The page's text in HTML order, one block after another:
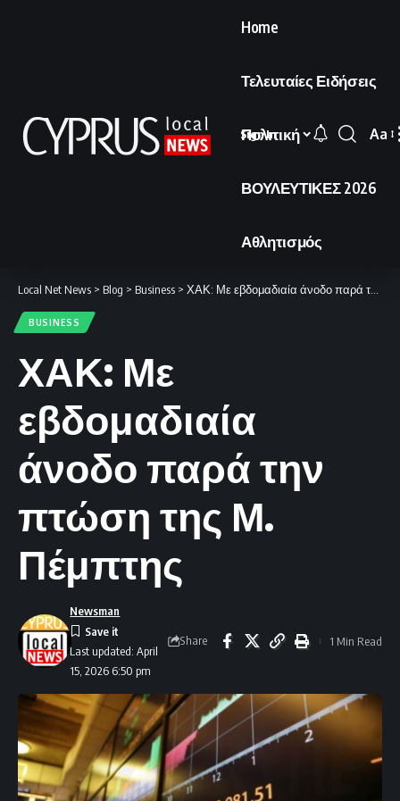
Home
Τελευταίες Ειδήσεις
Πολιτική
ΒΟΥΛΕΥΤΙΚΕΣ 2026
Αθλητισμός
Sign In
Font
Aa
Local Net News > Blog > Business > ΧΑΚ: Με εβδομαδιαία άνοδο παρά την πτώση της Μ. Πέμπτης
BUSINESS
ΧΑΚ: Με
εβδομαδιαία
άνοδο παρά την
πτώση της Μ.
Πέμπτης
Last updated: April
15, 2026 6:50 pm
Newsman
Share 1 Min Read